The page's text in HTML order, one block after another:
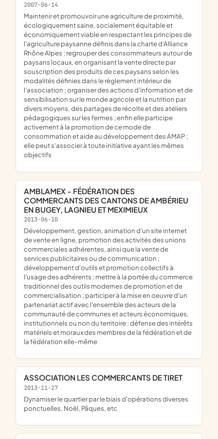
2007-06-14
maintenir et promouvoir une agriculture de proximité,
écologiquement saine, socialement équitable et
économiquement viable en respectant les principes de
l'agriculture paysanne définis dans la charte d'Alliance
Rhône Alpes ; regrouper des consommateurs autour de
paysans locaux, en organisant la vente directe par
souscription des produits de ces paysans selon les
modalités définies dans le règlement intérieur de
l'association ; organiser des actions d'information et de
sensibilisation sur le monde agricole et la nutrition par
divers moyens, des partages de récolte et des ateliers
pédagogiques sur les fermes ; enfin elle participe
activement à la promotion de ce mode de
consommation et aide au développement des AMAP ;
elle peut s'associer à toute initiative ayant les mêmes
objectifs
AMBLAMEX - FÉDÉRATION DES
COMMERCANTS DES CANTONS DE AMBÉRIEU
EN BUGEY, LAGNIEU ET MEXIMIEUX
2013-06-10
développement, gestion, animation d'un site internet
de vente en ligne, promotion des activités des unions
commerciales adhérentes, ainsi que la vente de
services publicitaires ou de communication ;
développement d'outils et promotion collectifs à
l'usage des adhérents ; mettre à la portée du commerce
traditionnel des outils modernes de promotion et de
commercialisation ; participer à la mise en oeuvre d'un
partenariat actif avec l'ensemble des acteurs de la
communauté de communes et acteurs économiques,
institutionnels ou non du territoire ; défense des intérêts
matériels et moraux des membres de la fédération et de
la fédération elle-même
ASSOCIATION LES COMMERCANTS DE TIRET
2013-11-27
dynamiser le quartier par le biais d'opérations diverses
ponctuelles, Noël, Pâques, etc